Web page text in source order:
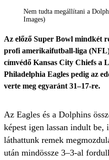
Nem tudta megállítani a
Images)
Az előző Super Bowl mindkét
profi amerikaifutball-liga
címvédő Kansas City Chiefs a
Philadelphia Eagles pedig az
verte meg egyaránt 31–17-re.
Az Eagles és a Dolphins
képest igen lassan indult be,
láthattunk remek
után mindössze 3–3-al